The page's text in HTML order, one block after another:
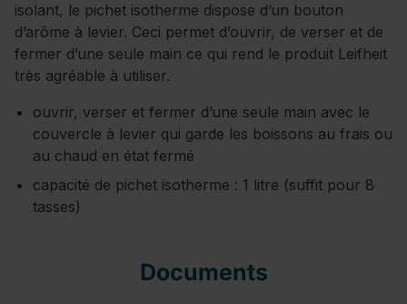
isolant, le pichet isotherme dispose d’un bouton
d’arôme à levier. Ceci permet d’ouvrir, de verser et de
fermer d’une seule main ce qui rend le produit Leifheit
très agréable à utiliser.
ouvrir, verser et fermer d’une seule main avec le
couvercle à levier qui garde les boissons au frais ou
au chaud en état fermé
capacité de pichet isotherme : 1 litre (suffit pour 8
tasses)
Documents